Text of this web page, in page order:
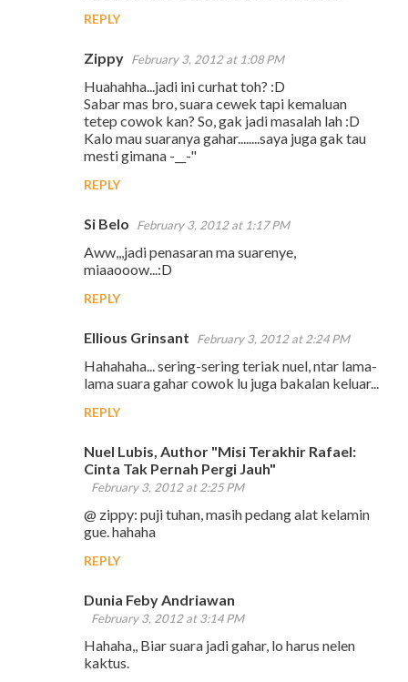
REPLY
Zippy February 3, 2012 at 1:08 PM
Huahahha...jadi ini curhat toh? :D
Sabar mas bro, suara cewek tapi kemaluan
tetep cowok kan? So, gak jadi masalah lah :D
Kalo mau suaranya gahar........saya juga gak tau
mesti gimana -__-"
REPLY
Si Belo February 3, 2012 at 1:17 PM
Aww,,,jadi penasaran ma suarenye,
miaaooow...:D
REPLY
Ellious Grinsant February 3, 2012 at 2:24 PM
Hahahaha... sering-sering teriak nuel, ntar lama-
lama suara gahar cowok lu juga bakalan keluar...
REPLY
Nuel Lubis, Author "Misi Terakhir Rafael:
Cinta Tak Pernah Pergi Jauh"
February 3, 2012 at 2:25 PM
@ zippy: puji tuhan, masih pedang alat kelamin
gue. hahaha
REPLY
Dunia Feby Andriawan
February 3, 2012 at 3:14 PM
Hahaha,, Biar suara jadi gahar, lo harus nelen
kaktus.